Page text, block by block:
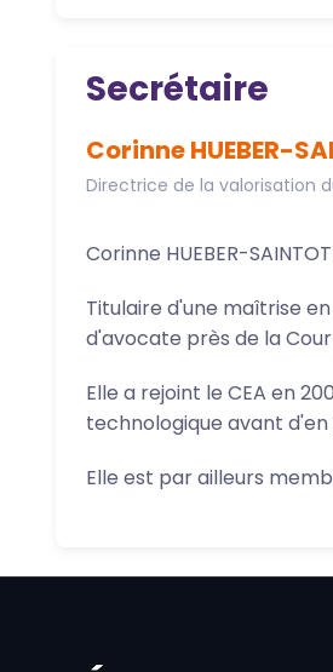
Secrétaire
Corinne HUEBER-
Directrice de la valorisation
Corinne HUEBER-
Titulaire d'une maîtrise
d'avocate près de la
Elle a rejoint le CEA en
technologique avant
Elle est par ailleurs